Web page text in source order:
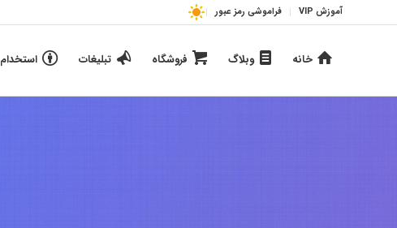
آموزش VIP فراموشی رمز عبور
خانه وبلاگ فروشگاه تبلیغات استخدام